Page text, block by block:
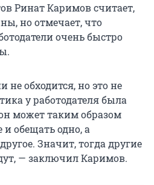
Ринат Каримов считает,
но отмечает, что
очень быстро
не обходится, но это не
у работодателя была
может таким образом
обещать одно, а
Значит, тогда другие
— заключил Каримов.